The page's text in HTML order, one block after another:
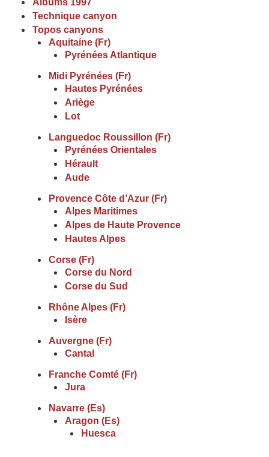
Albums 1997
Technique canyon
Topos canyons
Aquitaine (Fr)
Pyrénées Atlantique
Midi Pyrénées (Fr)
Hautes Pyrénées
Ariège
Lot
Languedoc Roussillon (Fr)
Pyrénées Orientales
Hérault
Aude
Provence Côte d’Azur (Fr)
Alpes Maritimes
Alpes de Haute Provence
Hautes Alpes
Corse (Fr)
Corse du Nord
Corse du Sud
Rhône Alpes (Fr)
Isère
Auvergne (Fr)
Cantal
Franche Comté (Fr)
Jura
Navarre (Es)
Aragon (Es)
Huesca